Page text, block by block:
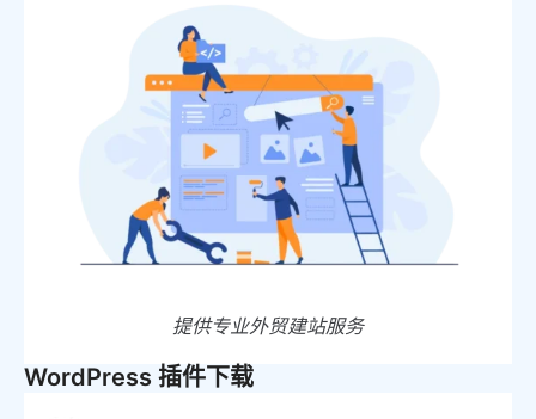
提供专业外贸建站服务
WordPress 插件下载